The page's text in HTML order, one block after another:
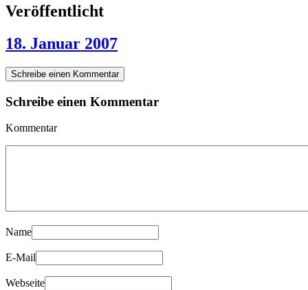
Veröffentlicht
18. Januar 2007
Schreibe einen Kommentar
Schreibe einen Kommentar
Kommentar
Name
E-Mail
Webseite